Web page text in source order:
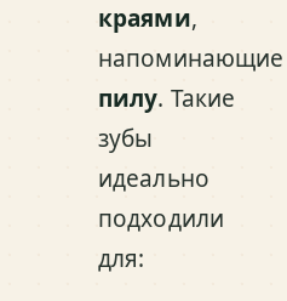
краями,
напоминающие
пилу. Такие
зубы
идеально
подходили
для: